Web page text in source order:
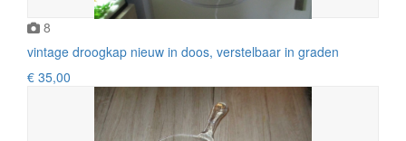
8
vintage droogkap nieuw in doos, verstelbaar in graden
€ 35,00